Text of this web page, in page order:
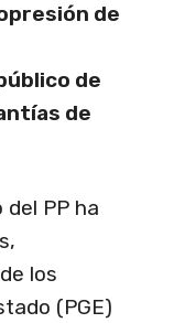
de
de
de
del PP ha
los
(PGE)